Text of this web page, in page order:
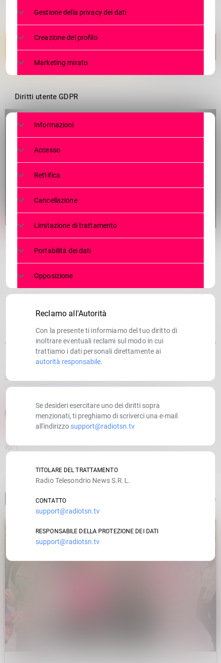
SCRITTO DA:
email
RATE IT
ARTICOLO PRECEDENTE
Gestione della privacy dei dati
Creazione del profilo
Marketing mirato
Diritti utente GDPR
Informazioni
Accesso
Rettifica
Cancellazione
Limitazione di trattamento
Portabilità dei dati
Opposizione
Reclamo all'Autorità
Con la presente ti informiamo del tuo diritto di
inoltrare eventuali reclami sul modo in cui
trattiamo i dati personali direttamente ai
autorità responsabile.
Se desideri esercitare uno dei diritti sopra
menzionati, ti preghiamo di scriverci una e-mail
all'indirizzo support@radiotsn.tv
TITOLARE DEL TRATTAMENTO
Radio Telesondrio News S.R.L.
CONTATTO
support@radiotsn.tv
RESPONSABILE DELLA PROTEZIONE DEI DATI
support@radiotsn.tv